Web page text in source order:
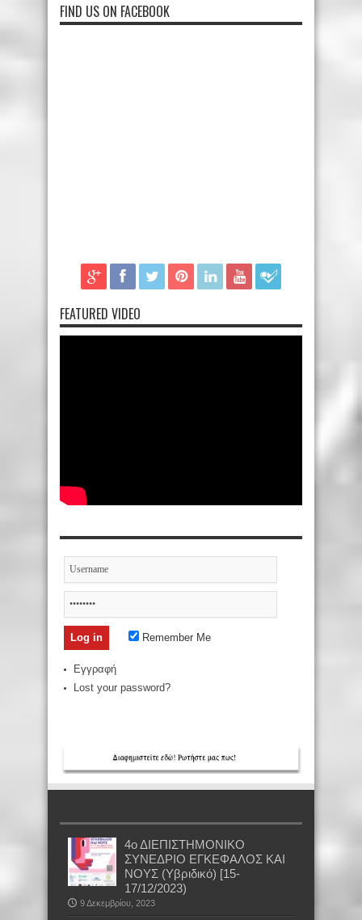
FIND US ON FACEBOOK
FEATURED VIDEO
Remember Me
Εγγραφή
Lost your password?
4ο ΔΙΕΠΙΣΤΗΜΟΝΙΚΟ
ΣΥΝΕΔΡΙΟ ΕΓΚΕΦΑΛΟΣ ΚΑΙ
ΝΟΥΣ (Υβριδικό) [15-
17/12/2023)
9 Δεκεμβρίου, 2023